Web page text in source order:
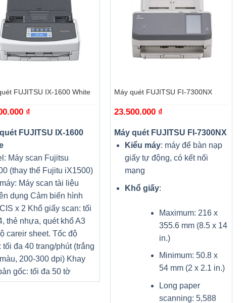
FUJITSU IX-1600 White
₫
FUJITSU IX-1600
Máy scan Fujitsu
(thay thế Fujitu iX1500)
Máy scan tài liệu
dụng Cảm biến hình
x 2 Khổ giấy scan: tối
thẻ nhựa, quét khổ A3
careir sheet. Tốc độ
tối đa 40 trang/phút (trắng
200-300 dpi) Khay
gốc: tối đa 50 tờ
Máy quét FUJITSU FI-7300NX
23.500.000 ₫
Máy quét FUJITSU FI-7300NX
Kiểu máy: máy để bàn nạp
giấy tự động, có kết nối
mạng
Khổ giấy:
Maximum: 216 x
355.6 mm (8.5 x 14
in.)
Minimum: 50.8 x
54 mm (2 x 2.1 in.)
Long paper
scanning: 5,588